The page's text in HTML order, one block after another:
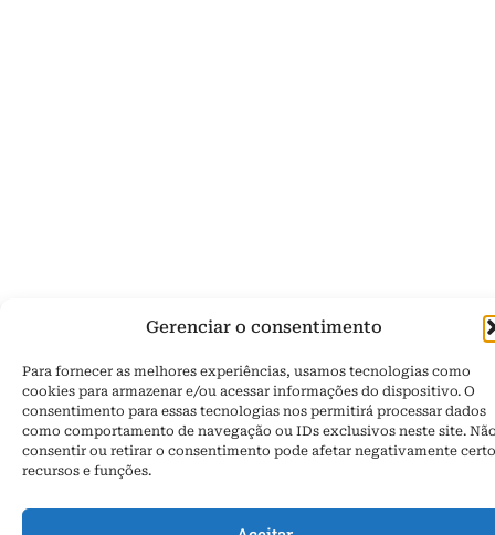
Gerenciar o consentimento
Para fornecer as melhores experiências, usamos tecnologias como
cookies para armazenar e/ou acessar informações do dispositivo. O
consentimento para essas tecnologias nos permitirá processar dados
como comportamento de navegação ou IDs exclusivos neste site.
consentir ou retirar o consentimento pode afetar negativamente
recursos e funções.